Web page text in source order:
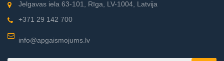
Jelgavas iela 63-101, Rīga, LV-1004, Latvija
+371 29 142 700
info@apgaismojums.lv